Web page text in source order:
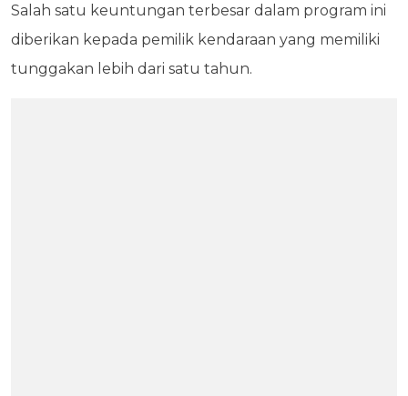
Salah satu keuntungan terbesar dalam program ini
diberikan kepada pemilik kendaraan yang memiliki
tunggakan lebih dari satu tahun.